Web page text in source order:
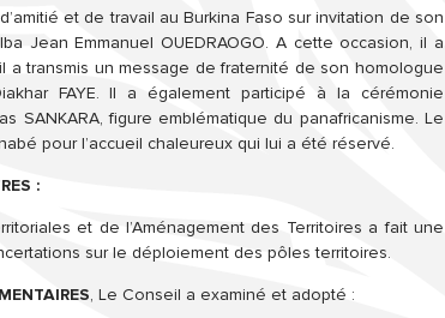
et de travail au Burkina Faso sur invitation de son
Jean Emmanuel OUEDRAOGO. A cette occasion, il a
a transmis un message de fraternité de son homologue
FAYE. Il a également participé à la cérémonie
SANKARA, figure emblématique du panafricanisme. Le
pour l’accueil chaleureux qui lui a été réservé.
:
et de l’Aménagement des Territoires a fait une
sur le déploiement des pôles territoires.
, Le Conseil a examiné et adopté :